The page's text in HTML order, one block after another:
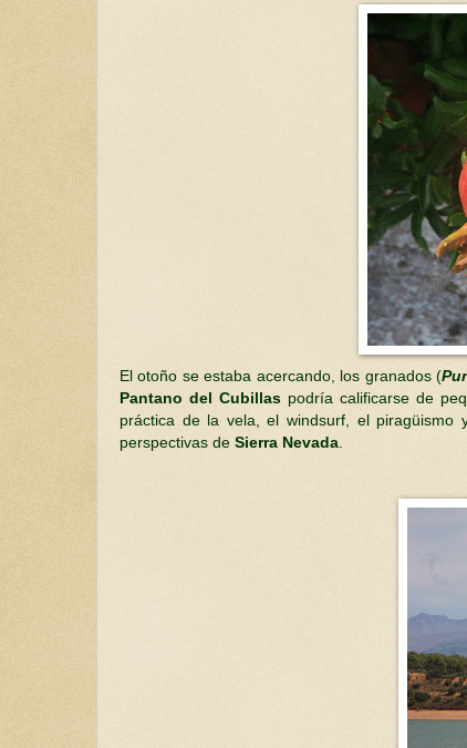
El otoño se estaba acercando, los granados (
Pantano del Cubillas podría calificarse de
práctica de la vela, el windsurf, el
perspectivas de Sierra Nevada